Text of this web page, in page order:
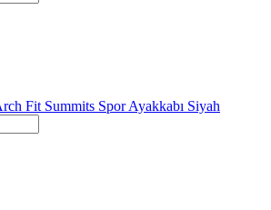
Fit Summits Spor Ayakkabı Siyah